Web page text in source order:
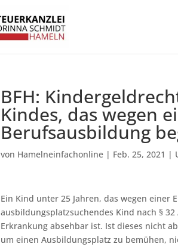
BFH:
Kindes, das wegen
Berufsausbildung
von Hamelneinfachonline | Feb. 25, 2021 |
Ein Kind unter 25 Jahren, das wegen
ausbildungsplatzsuchendes Kind nach §
Erkrankung absehbar ist. Ist dieses nicht
um einen Ausbildungsplatz zu bemühen,